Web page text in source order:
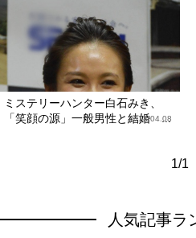
ミステリーハンター白石みき、
「笑顔の源」一般男性と結婚 ...
2018.04.08
1/1
人気記事ラ